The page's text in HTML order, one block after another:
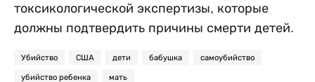
токсикологической экспертизы, которые
должны подтвердить причины смерти детей.
Убийство США дети бабушка самоубийство
убийство ребенка мать